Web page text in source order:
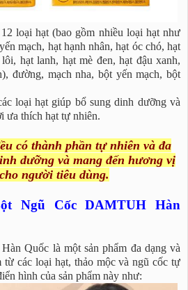
loại hạt (bao gồm nhiều loại hạt như
mạch, hạt hạnh nhân, hạt óc chó, hạt
hạt lanh, hạt mè đen, hạt đậu xanh,
đường, mạch nha, bột yến mạch, bột
loại hạt giúp bổ sung dinh dưỡng và
ưa thích hạt tự nhiên.
có thành phần tự nhiên và đa
dưỡng và mang đến hương vị
người tiêu dùng.
Ngũ Cốc DAMTUH Hàn
Quốc là một sản phẩm đa dạng và
các loại hạt, thảo mộc và ngũ cốc tự
hình của sản phẩm này như: